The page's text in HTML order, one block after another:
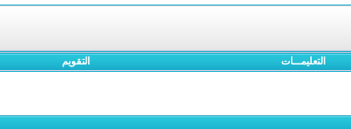
التعليمـــات التقويم